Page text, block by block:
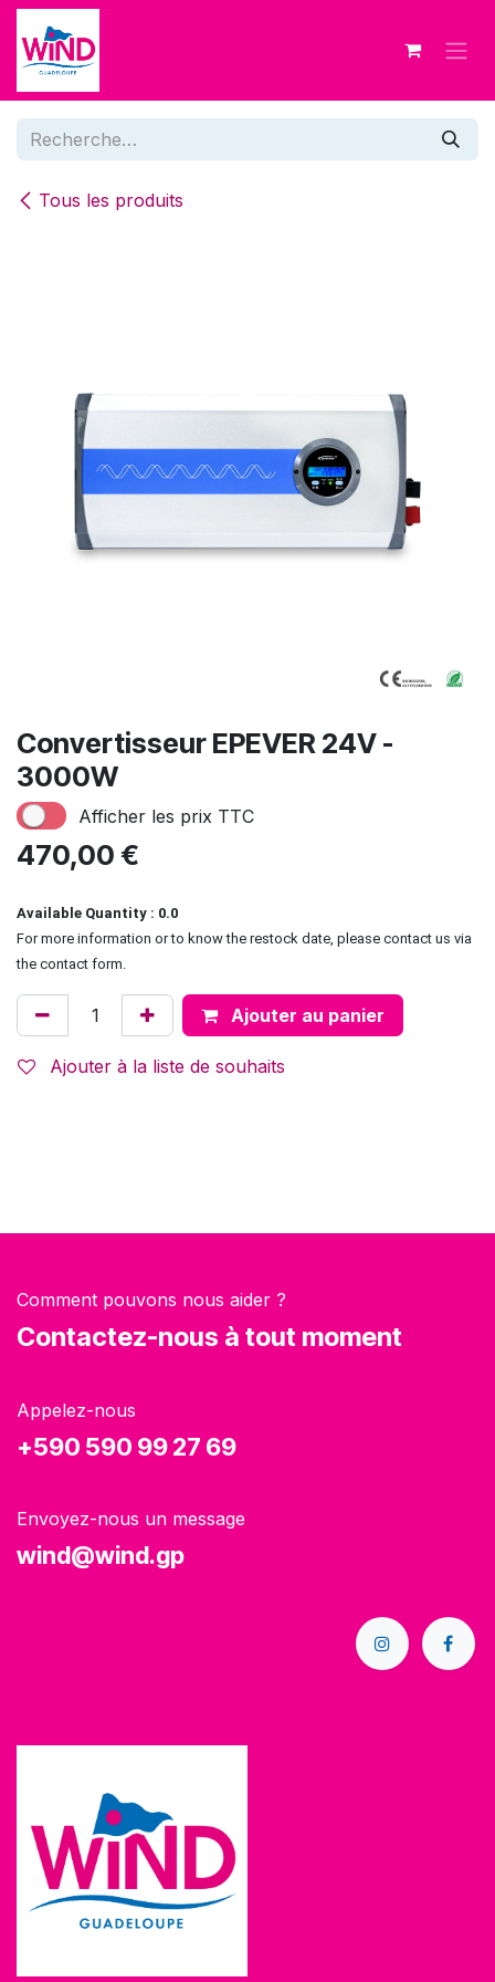
Se rendre au contenu
Tous les produits
Convertisseur EPEVER 24V -
3000W
Afficher les prix TTC
470,00 €
Available Quantity : 0.0
For more information or to know the restock date, please contact us via
the contact form.
Ajouter au panier
Ajouter à la liste de souhaits
Comment pouvons nous aider ?
Contactez-nous à tout moment
Appelez-nous
+590 590 99 27 69
Envoyez-nous un message
wind@wind.gp